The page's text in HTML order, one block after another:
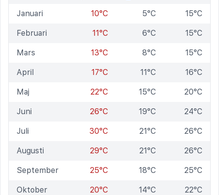
Januari 10°C 5°C 15°C
Februari 11°C 6°C 15°C
Mars 13°C 8°C 15°C
April 17°C 11°C 16°C
Maj 22°C 15°C 20°C
Juni 26°C 19°C 24°C
Juli 30°C 21°C 26°C
Augusti 29°C 21°C 26°C
September 25°C 18°C 25°C
Oktober 20°C 14°C 22°C